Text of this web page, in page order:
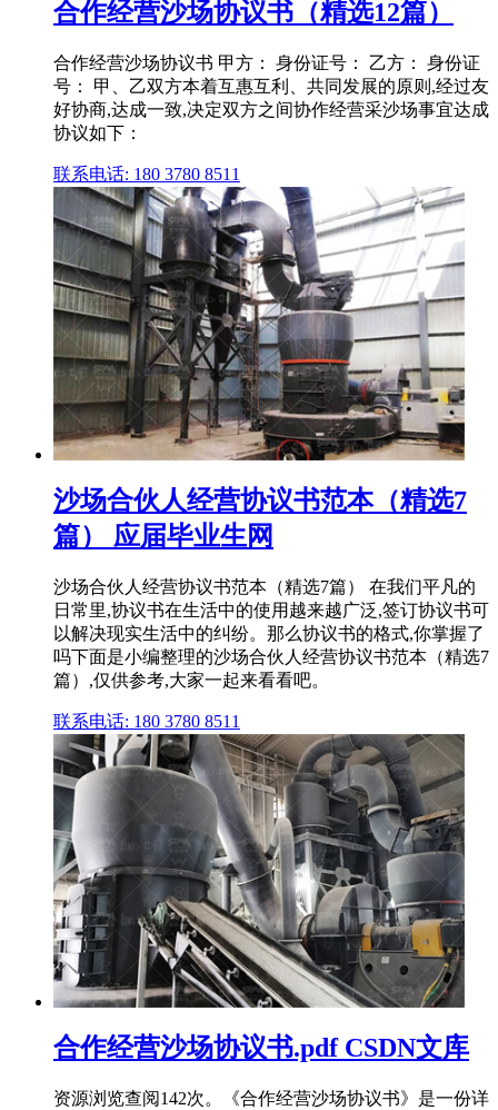
合作经营沙场协议书（精选12篇）
合作经营沙场协议书 甲方： 身份证号： 乙方： 身份证
号： 甲、乙双方本着互惠互利、共同发展的原则,经过友
好协商,达成一致,决定双方之间协作经营采沙场事宜达成
协议如下：
联系电话: 180 3780 8511
沙场合伙人经营协议书范本（精选7
篇） 应届毕业生网
沙场合伙人经营协议书范本（精选7篇） 在我们平凡的
日常里,协议书在生活中的使用越来越广泛,签订协议书可
以解决现实生活中的纠纷。那么协议书的格式,你掌握了
吗下面是小编整理的沙场合伙人经营协议书范本（精选7
篇）,仅供参考,大家一起来看看吧。
联系电话: 180 3780 8511
合作经营沙场协议书.pdf CSDN文库
资源浏览查阅142次。《合作经营沙场协议书》是一份详